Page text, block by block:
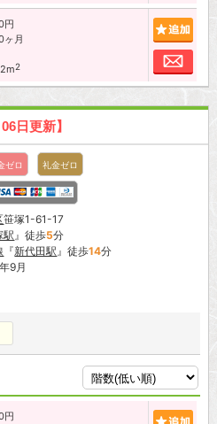
円
ヶ月
2
お
06日更新】
ゼロ 礼金ゼロ
笹塚1-61-17
駅 』徒歩5分
『新代田駅 』徒歩14分
9月
円